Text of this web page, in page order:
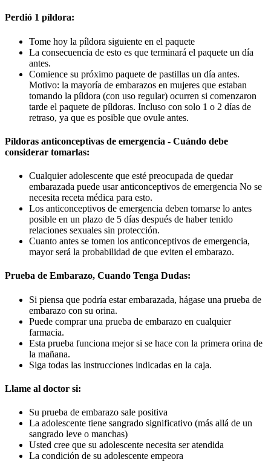
Perdió 1 píldora:
Tome hoy la píldora siguiente en el paquete
La consecuencia de esto es que terminará el paquete un día
antes.
Comience su próximo paquete de pastillas un día antes.
Motivo: la mayoría de embarazos en mujeres que estaban
tomando la píldora (con uso regular) ocurren si comenzaron
tarde el paquete de píldoras. Incluso con solo 1 o 2 días de
retraso, ya que es posible que ovule antes.
Píldoras anticonceptivas de emergencia - Cuándo debe
considerar tomarlas:
Cualquier adolescente que esté preocupada de quedar
embarazada puede usar anticonceptivos de emergencia No se
necesita receta médica para esto.
Los anticonceptivos de emergencia deben tomarse lo antes
posible en un plazo de 5 días después de haber tenido
relaciones sexuales sin protección.
Cuanto antes se tomen los anticonceptivos de emergencia,
mayor será la probabilidad de que eviten el embarazo.
Prueba de Embarazo, Cuando Tenga Dudas:
Si piensa que podría estar embarazada, hágase una prueba de
embarazo con su orina.
Puede comprar una prueba de embarazo en cualquier
farmacia.
Esta prueba funciona mejor si se hace con la primera orina de
la mañana.
Siga todas las instrucciones indicadas en la caja.
Llame al doctor si:
Su prueba de embarazo sale positiva
La adolescente tiene sangrado significativo (más allá de un
sangrado leve o manchas)
Usted cree que su adolescente necesita ser atendida
La condición de su adolescente empeora